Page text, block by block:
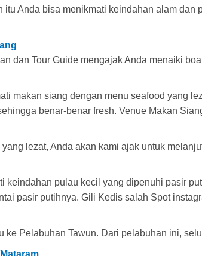
Anda bisa menikmati keindahan alam dan
dan Tour Guide mengajak Anda menaiki
makan siang dengan menu seafood yang
benar-benar fresh. Venue Makan
lezat, Anda akan kami ajak untuk
keindahan pulau kecil yang dipenuhi pasir
pasir putihnya. Gili Kedis salah Spot
Pelabuhan Tawun. Dari pelabuhan ini,